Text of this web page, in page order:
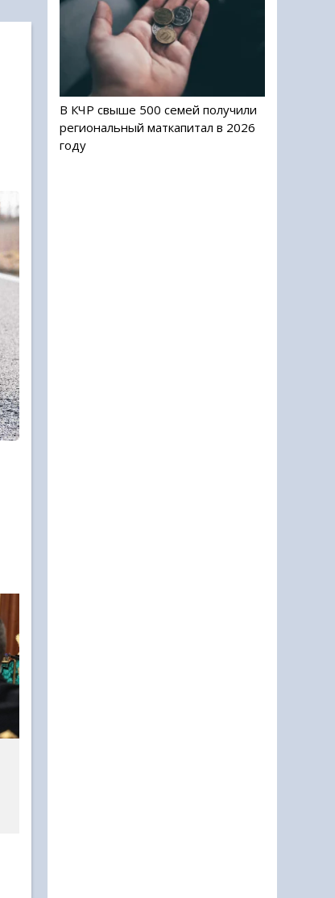
В КЧР свыше 500 семей получили
региональный маткапитал в 2026
году